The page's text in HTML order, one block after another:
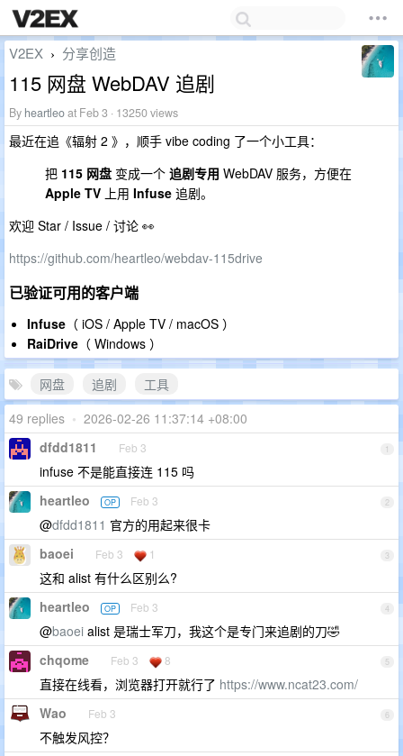
V2EX › 分享创造
115 网盘 WebDAV 追剧
By heartleoat Feb 3 · 13250 views
最近在追《辐射 2 》，顺手 vibe coding 了一个小工具：
把 115 网盘 变成一个 追剧专用 WebDAV 服务，方便在
Apple TV 上用 Infuse 追剧。
欢迎 Star / Issue / 讨论 👀
https://github.com/heartleo/webdav-115drive
已验证可用的客户端
Infuse （ iOS / Apple TV / macOS ）
RaiDrive （ Windows ）
网盘 追剧
工具
49 replies • 2026-02-26 11:37:14 +08:00
1
dfdd1811 Feb 3
infuse 不是能直接连 115 吗
2
heartleo OP Feb 3
@dfdd1811 官方的用起来很卡
3
baoei Feb 3 1
这和 alist 有什么区别么?
4
heartleo OP Feb 3
@baoei alist 是瑞士军刀，我这个是专门来追剧的刀🤣
5
chqome Feb 3 8
直接在线看，浏览器打开就行了 https://www.ncat23.com/
6
Wao Feb 3
不触发风控？